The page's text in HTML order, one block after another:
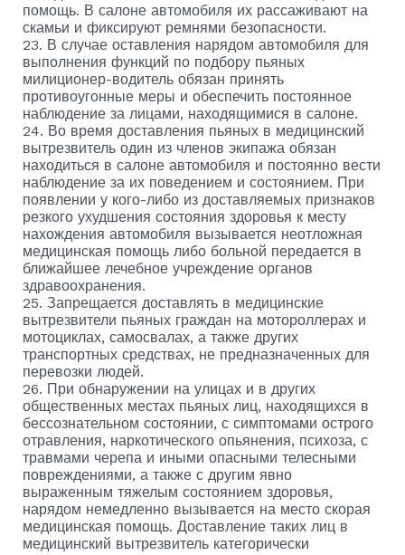
помощь. В салоне автомобиля их рассаживают на
скамьи и фиксируют ремнями безопасности.
23. В случае оставления нарядом автомобиля для
выполнения функций по подбору пьяных
милиционер-водитель обязан принять
противоугонные меры и обеспечить постоянное
наблюдение за лицами, находящимися в салоне.
24. Во время доставления пьяных в медицинский
вытрезвитель один из членов экипажа обязан
находиться в салоне автомобиля и постоянно вести
наблюдение за их поведением и состоянием. При
появлении у кого-либо из доставляемых признаков
резкого ухудшения состояния здоровья к месту
нахождения автомобиля вызывается неотложная
медицинская помощь либо больной передается в
ближайшее лечебное учреждение органов
здравоохранения.
25. Запрещается доставлять в медицинские
вытрезвители пьяных граждан на мотороллерах и
мотоциклах, самосвалах, а также других
транспортных средствах, не предназначенных для
перевозки людей.
26. При обнаружении на улицах и в других
общественных местах пьяных лиц, находящихся в
бессознательном состоянии, с симптомами острого
отравления, наркотического опьянения, психоза, с
травмами черепа и иными опасными телесными
повреждениями, а также с другим явно
выраженным тяжелым состоянием здоровья,
нарядом немедленно вызывается на место скорая
медицинская помощь. Доставление таких лиц в
медицинский вытрезвитель категорически